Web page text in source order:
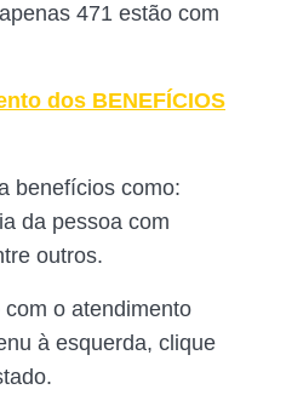
471 estão com
dos BENEFÍCIOS
benefícios como:
da pessoa com
outros.
o atendimento
à esquerda, clique